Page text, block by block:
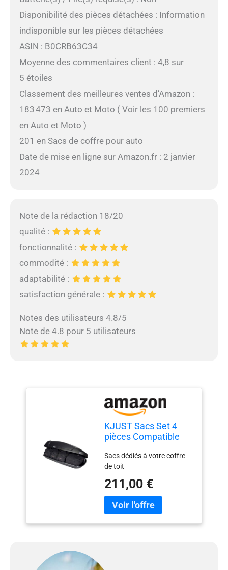
Disponibilité des pièces détachées : Information
indisponible sur les pièces détachées
ASIN : B0CRB63C34
Moyenne des commentaires client : 4,8 sur
5 étoiles
Classement des meilleures ventes d’Amazon :
183 473 en Auto et Moto ( Voir les 100 premiers
en Auto et Moto )
201 en Sacs de coffre pour auto
Date de mise en ligne sur Amazon.fr : 2 janvier
2024
Note de la rédaction 18/20
qualité :
fonctionnalité :
commodité :
adaptabilité :
satisfaction générale :
Notes des utilisateurs 4.8/5
Note de 4.8 pour 5 utilisateurs
KJUST Sacs Set 4
pièces Compatible
THULE FORCE XT M
Sacs dédiés à votre coffre
de toit
211,00 €